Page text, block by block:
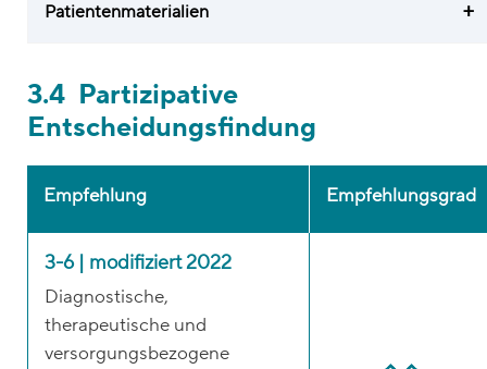
Patientenmaterialien
3.4 Partizipative
Entscheidungsfindung
Empfehlung Empfehlungsgrad
3-6 | modifiziert 2022
Diagnostische,
therapeutische und
versorgungsbezogene